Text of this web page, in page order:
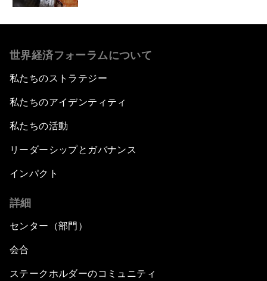
世界経済フォーラムについて
私たちのストラテジー
私たちのアイデンティティ
私たちの活動
リーダーシップとガバナンス
インパクト
詳細
センター（部門）
会合
ステークホルダーのコミュニティ